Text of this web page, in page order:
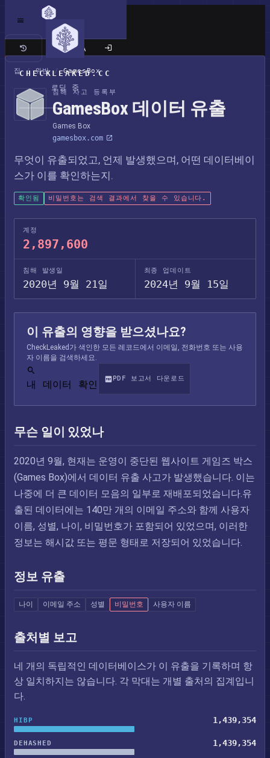
CHECKLEAKED.CC
로딩 중
클래식 사이트
집 / 위반 / GamesBox
침해 사고 등록부
GamesBox 데이터 유출
Games Box
gamesbox.com
무엇이 유출되었고, 언제 발생했으며, 어떤 데이터베이
스가 이를 확인하는지.
확인됨 비밀번호는 검색 결과에서 찾을 수 있습니다.
계정
2,897,600
침해 발생일
2020년 9월 21일
최종 업데이트
2024년 9월 15일
이 유출의 영향을 받으셨나요?
CheckLeaked가 색인한 모든 레코드에서 이메일, 전화번호 또는 사용
자 이름을 검색하세요.
내 데이터 확인
PDF 보고서 다운로드
무슨 일이 있었나
2020년 9월, 현재는 운영이 중단된 웹사이트 게임즈 박스
(Games Box)에서 데이터 유출 사고가 발생했습니다. 이는
나중에 더 큰 데이터 모음의 일부로 재배포되었습니다.유
출된 데이터에는 140만 개의 이메일 주소와 함께 사용자
이름, 성별, 나이, 비밀번호가 포함되어 있었으며, 이러한
정보는 해시값 또는 평문 형태로 저장되어 있었습니다.
정보 유출
나이 이메일 주소 성별 비밀번호 사용자 이름
출처별 보고
네 개의 독립적인 데이터베이스가 이 유출을 기록하며 항
상 일치하지는 않습니다. 각 막대는 개별 출처의 집계입니
다.
HIBP 1,439,354
DEHASHED 1,439,354